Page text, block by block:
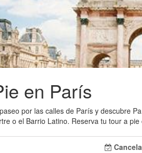
en París
por las calles de París y descubre
o el Barrio Latino. Reserva tu tour a